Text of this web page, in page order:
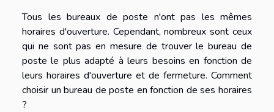
Tous les bureaux de poste n'ont pas les mêmes
horaires d'ouverture. Cependant, nombreux sont ceux
qui ne sont pas en mesure de trouver le bureau de
poste le plus adapté à leurs besoins en fonction de
leurs horaires d'ouverture et de fermeture. Comment
choisir un bureau de poste en fonction de ses horaires
?